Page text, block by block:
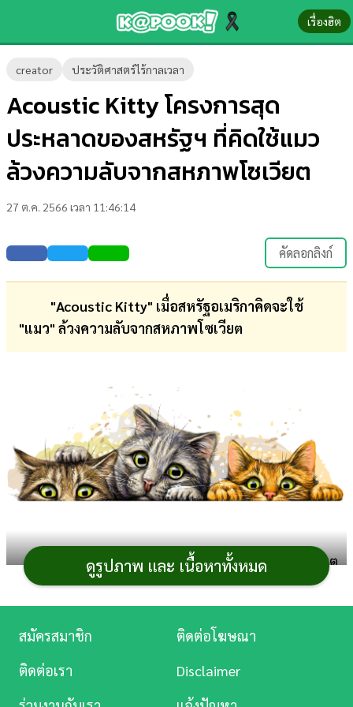
เรื่องฮิต
creator ประวัติศาสตร์ไร้กาลเวลา
Acoustic Kitty โครงการสุด
ประหลาดของสหรัฐฯ ที่คิดใช้แมว
ล้วงความลับจากสหภาพโซเวียต
27 ต.ค. 2566 เวลา 11:46:14
คัดลอกลิงก์
"Acoustic Kitty" เมื่อสหรัฐอเมริกาคิดจะใช้
"แมว" ล้วงความลับจากสหภาพโซเวียต
ในช่วงสงครามเย็น สหรัฐอเมริกาและสหภาพโซเวียต
ต่างจับตามองอีกฝ่ายอย่างไม่ลดละ โดยถึงแม้ในช่วง
สงครามโลกครั้งที่ 2 ทั้งสองชาติจะอยู่ฝ่ายเดียวกัน แต่ในยุค
ของสงครามเย็นนี้ ต่างฝ่ายต่างไม่วางใจกันและกัน
หนึ่งในโครงการที่ดูแปลกประหลาดของสหรัฐอเมริกา
ดูรูปภาพ และ เนื้อหาทั้งหมด
ข่าว-
ความ
รู้
บันเทิง
ตรวจ
หวย
บอล
การ
ศึกษา
บันเทิง
ดู
หนัง
สมัครสมาชิก
ติดต่อโฆษณา
ติดต่อเรา
Disclaimer